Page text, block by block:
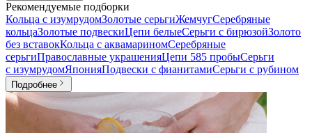
Рекомендуемые подборки
Кольца с изумрудомЗолотые серьгиЖемчугСеребряные
кольцаЗолотые подвескиЦепи белыеСерьги с бирюзойЗолото
без вставокКольца с аквамариномСеребряные
серьгиПравославные украшенияЦепи 585 пробыСерьги
с изумрудомЯпонияПодвески с фианитамиСерьги с рубином
Подробнее